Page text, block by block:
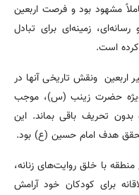
مشهود بود و فرصت اربعین
زمینه‌ای برای تبادل
کرده است.
اربعین ونقش تاریخی آنها در
ویژه حضرت زینب (س)، موجب
تحریف باقی بماند. این
هدف امام حسین (ع) بود.
با خلق روایت‌های زنانه،
برای کودکان خود آرامش